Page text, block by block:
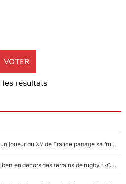
VOTER
les résultats
Mis de côté par Fabien Galthié, un joueur du XV de France partage sa frustration : «ils ne me l’ont pas dit tout de suite»
La raison d'être de Matthieu Jalibert en dehors des terrains de rugby : «Ça m'atteint autant que si tu touches à un membre de ma famille»